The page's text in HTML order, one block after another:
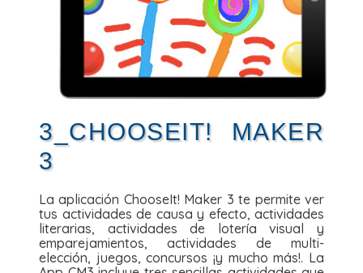
3_CHOOSEIT! MAKER
3
La aplicación ChooseIt! Maker 3 te permite ver
tus actividades de causa y efecto, actividades
literarias, actividades de lotería visual y
emparejamientos, actividades de multi-
elección, juegos, concursos ¡y mucho más!. La